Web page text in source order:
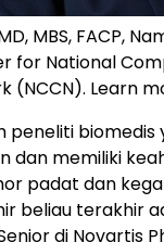
MBS, FACP,
for National
(NCCN). Learn
peneliti biomedis
dan memiliki
padat dan
beliau terakhir
di Novartis